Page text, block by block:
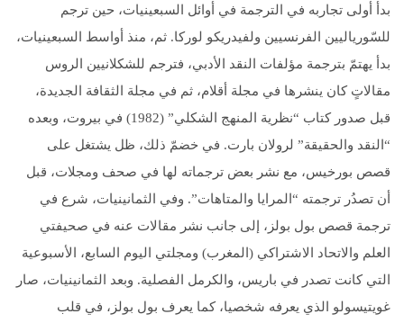
بدأ أولى تجاربه في الترجمة في أوائل السبعينيات، حين ترجم
للسّورياليين الفرنسيين ولفيدريكو لوركا. ثم، منذ أواسط السبعينيات،
بدأ يهتمّ بترجمة مؤلفات النقد الأدبي، فترجم للشكلانيين الروس
مقالاتٍ كان ينشرها في مجلة أقلام، ثم في مجلة الثقافة الجديدة،
قبل صدور كتاب “نظرية المنهج الشكلي” (1982) في بيروت، وبعده
“النقد والحقيقة” لرولان بارت. في خضمّ ذلك، ظل يشتغل على
قصص بورخيس، مع نشر بعض ترجماته لها في صحف ومجلات، قبل
أن تصدُر ترجمته “المرايا والمتاهات”. وفي الثمانينيات، شرع في
ترجمة قصص بول بولز، إلى جانب نشر مقالات عنه في صحيفتي
العلم والاتحاد الاشتراكي (المغرب) ومجلتي اليوم السابع، الأسبوعية
التي كانت تصدر في باريس، والكرمل الفصلية. وبعد الثمانينيات، صار
غويتيسولو الذي يعرفه شخصيا، كما يعرف بول بولز، في قلب